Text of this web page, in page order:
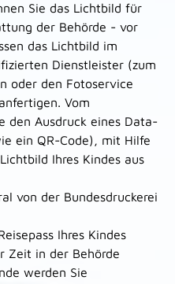
Sie das Lichtbild für
der Behörde - vor
das Lichtbild im
Dienstleister (zum
oder den Fotoservice
Vom
den Ausdruck eines Data-
ein QR-Code), mit Hilfe
Ihres Kindes aus
von der Bundesdruckerei
Ihres Kindes
Zeit in der Behörde
werden Sie